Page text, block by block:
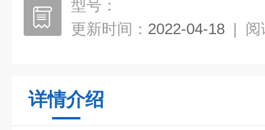
型号：
更新时间： 2022-04-18 | 阅
详情介绍